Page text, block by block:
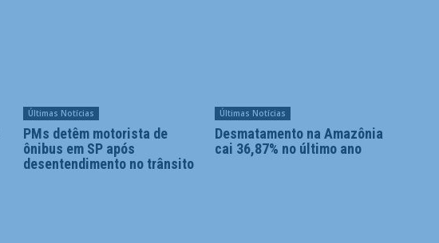
Últimas Notícias
PMs detêm motorista de
ônibus em SP após
desentendimento no trânsito
Últimas Notícias
Desmatamento na Amazônia
cai 36,87% no último ano